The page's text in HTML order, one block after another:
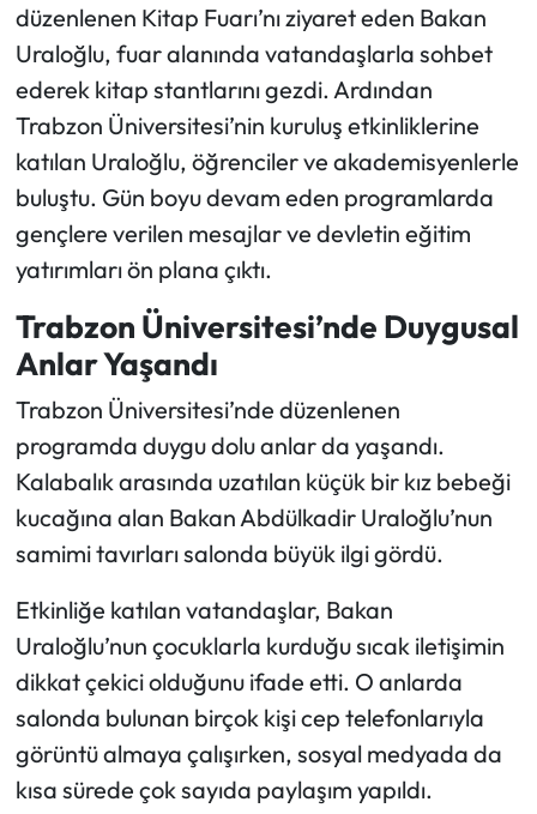
düzenlenen Kitap Fuarı’nı ziyaret eden Bakan
Uraloğlu, fuar alanında vatandaşlarla sohbet
ederek kitap stantlarını gezdi. Ardından
Trabzon Üniversitesi’nin kuruluş etkinliklerine
katılan Uraloğlu, öğrenciler ve akademisyenlerle
buluştu. Gün boyu devam eden programlarda
gençlere verilen mesajlar ve devletin eğitim
yatırımları ön plana çıktı.
Trabzon Üniversitesi’nde Duygusal
Anlar Yaşandı
Trabzon Üniversitesi’nde düzenlenen
programda duygu dolu anlar da yaşandı.
Kalabalık arasında uzatılan küçük bir kız bebeği
kucağına alan Bakan Abdülkadir Uraloğlu’nun
samimi tavırları salonda büyük ilgi gördü.
Etkinliğe katılan vatandaşlar, Bakan
Uraloğlu’nun çocuklarla kurduğu sıcak iletişimin
dikkat çekici olduğunu ifade etti. O anlarda
salonda bulunan birçok kişi cep telefonlarıyla
görüntü almaya çalışırken, sosyal medyada da
kısa sürede çok sayıda paylaşım yapıldı.